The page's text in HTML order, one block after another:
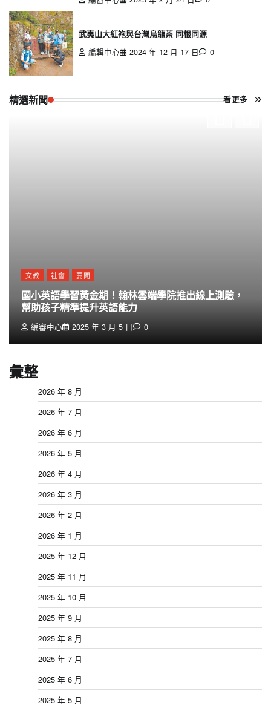
武夷山大紅袍與台灣烏龍茶 同根同源
編輯中心
2024 年 12 月 17 日 0
精選新聞 看更多
文教 社會 要聞
國小英語學習黃金期！翰林雲端學院推出線上測驗，
幫助孩子精準提升英語能力
編審中心 2025 年 3 月 5 日 0
彙整
2026 年 8 月
2026 年 7 月
2026 年 6 月
2026 年 5 月
2026 年 4 月
2026 年 3 月
2026 年 2 月
2026 年 1 月
2025 年 12 月
2025 年 11 月
2025 年 10 月
2025 年 9 月
2025 年 8 月
2025 年 7 月
2025 年 6 月
2025 年 5 月